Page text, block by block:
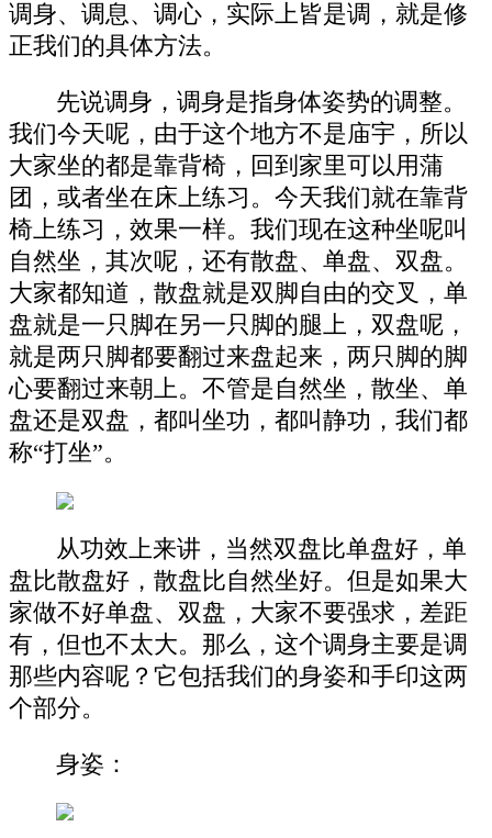
调身、调息、调心，实际上皆是调，就是修
正我们的具体方法。
先说调身，调身是指身体姿势的调整。
我们今天呢，由于这个地方不是庙宇，所以
大家坐的都是靠背椅，回到家里可以用蒲
团，或者坐在床上练习。今天我们就在靠背
椅上练习，效果一样。我们现在这种坐呢叫
自然坐，其次呢，还有散盘、单盘、双盘。
大家都知道，散盘就是双脚自由的交叉，单
盘就是一只脚在另一只脚的腿上，双盘呢，
就是两只脚都要翻过来盘起来，两只脚的脚
心要翻过来朝上。不管是自然坐，散坐、单
盘还是双盘，都叫坐功，都叫静功，我们都
称“打坐”。
从功效上来讲，当然双盘比单盘好，单
盘比散盘好，散盘比自然坐好。但是如果大
家做不好单盘、双盘，大家不要强求，差距
有，但也不太大。那么，这个调身主要是调
那些内容呢？它包括我们的身姿和手印这两
个部分。
身姿：